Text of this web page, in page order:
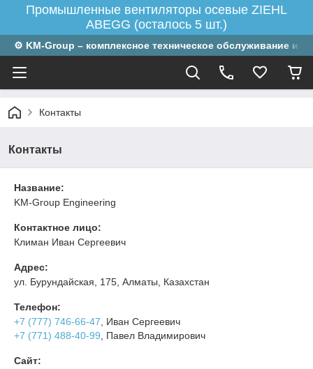
Промышленные вентиляторы осевые ZIEHL
ABEGG (осталось 5 шт.)
⚙ KM-Group – комплексное техническое обслуживание и
Контакты
Контакты
Название:
KM-Group Engineering
Контактное лицо:
Климан Иван Сергеевич
Адрес:
ул. Бурундайская, 175, Алматы, Казахстан
Телефон:
+7 (777) 746-66-47 , Иван Сергеевич
+7 (771) 488-40-99 , Павел Владимирович
Сайт: